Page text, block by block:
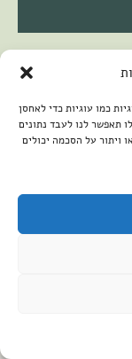
כמו עוגיות כדי לאחסן
תאפשר לנו לעבד נתונים
ויתור על הסכמה יכולים